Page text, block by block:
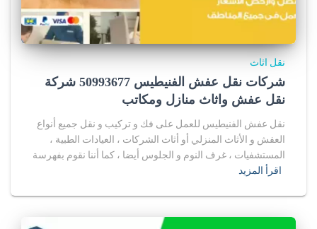
نقل اثاث
شركات نقل عفش الفنيطيس 50993677 شركة
نقل عفش واثاث منازل ومكاتب
نقل عفش الفنيطيس للعمل على فك و تركيب و نقل جميع أنواع
العفش و الأثاث المنزلي أو أثاث الشركات ، العيادات الطبية ،
المستشفيات ، غرف النوم و الجلوس أيضا ، كما أننا نقوم بفهرسة
اقرأ المزيد